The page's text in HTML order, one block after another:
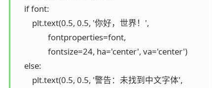
    if font:
        plt.text(0.5, 0.5, '你好，世界！',
                fontproperties=font,
                fontsize=24, ha='center', va='center')
    else:
        plt.text(0.5, 0.5, '警告：未找到中文字体',